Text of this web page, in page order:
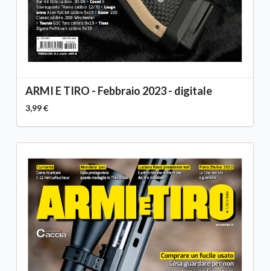
ARMI E TIRO - Febbraio 2023 - digitale
3,99 €